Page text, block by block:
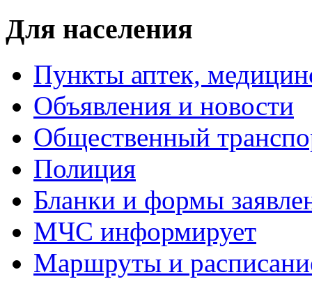
Для населения
Пункты аптек,
Объявления и новости
Общественный
Полиция
Бланки и формы
МЧС информирует
Маршруты и